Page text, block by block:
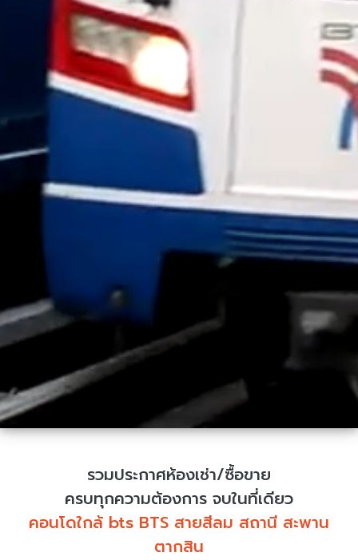
รวมประกาศห้องเช่า/ซื้อขาย
ครบทุกความต้องการ จบในที่เดียว
คอนโดใกล้ bts BTS สายสีลม สถานี สะพาน
ตากสิน